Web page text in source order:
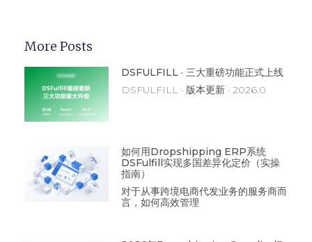
More Posts
DSFULFILL · 三大重磅功能正式上线
DSFULFILL · 版本更新 · 2026.0
如何用Dropshipping ERP系统
DSFulfill实现多国差异化定价（实操
指南）
对于从事跨境电商代发业务的服务商而
言，如何高效管理